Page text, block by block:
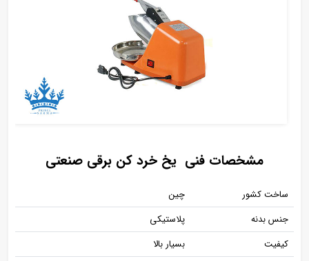
مشخصات فنی یخ خرد کن برقی صنعتی
ساخت کشور
چین
جنس بدنه
پلاستیکی
کیفیت
بسیار بالا